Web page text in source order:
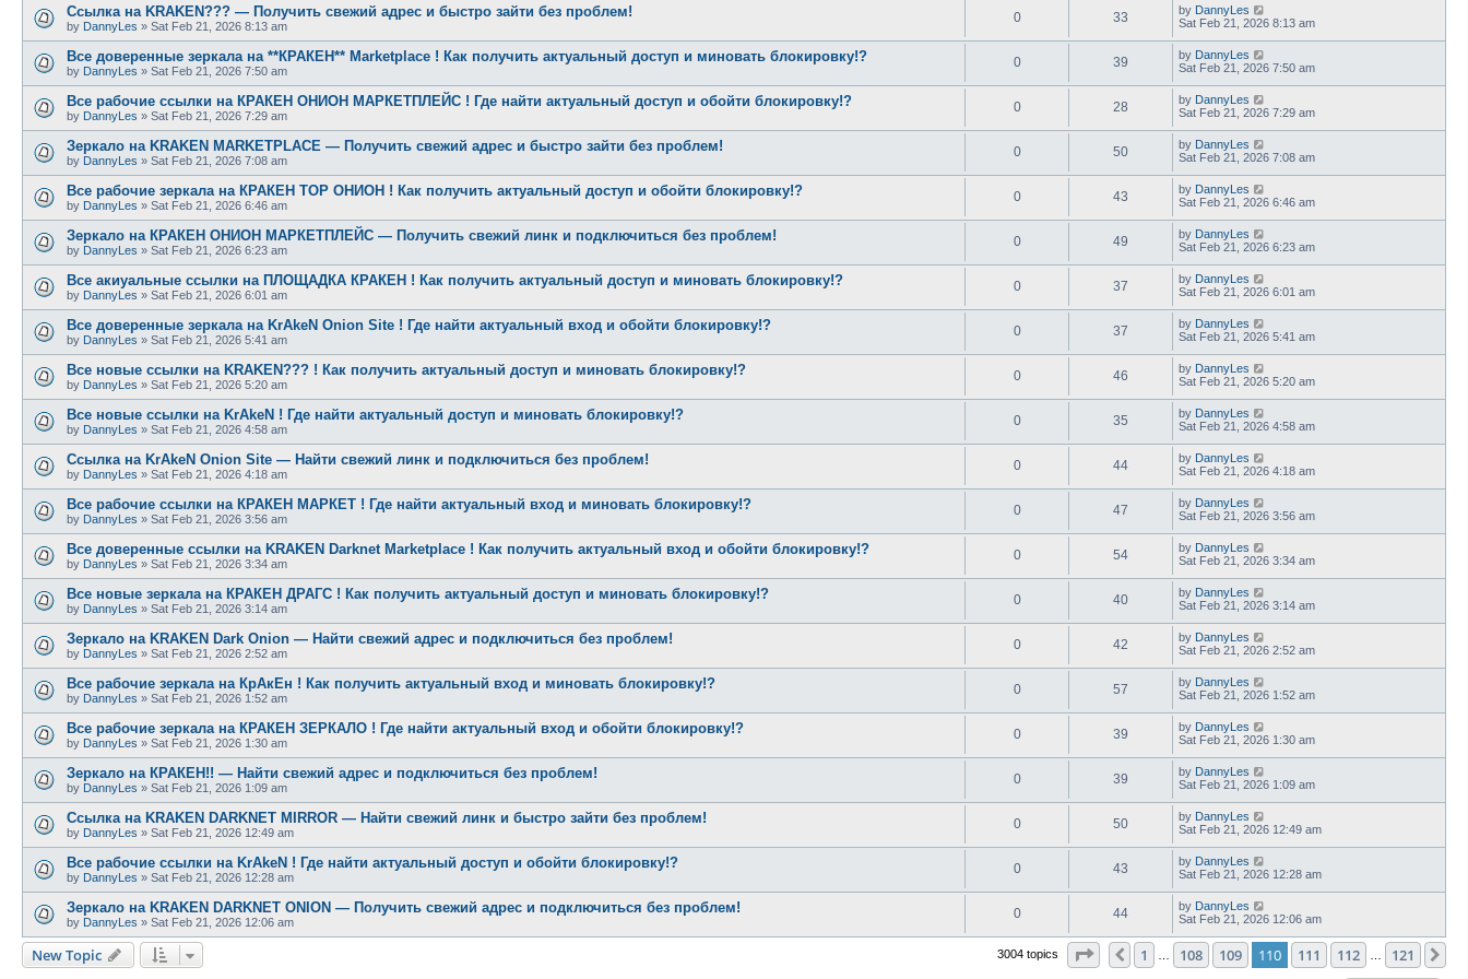
Ссылка на KRAKEN??? — Получить свежий адрес и быстро зайти без проблем!
by DannyLes » Sat Feb 21, 2026 8:13 am
0 33 by DannyLes
Sat Feb 21, 2026 8:13 am
Все доверенные зеркала на **КРАКЕН** Marketplace ! Как получить актуальный доступ и миновать блокировку!?
by DannyLes » Sat Feb 21, 2026 7:50 am
0 39 by DannyLes
Sat Feb 21, 2026 7:50 am
Все рабочие ссылки на КРАКЕН ОНИОН МАРКЕТПЛЕЙС ! Где найти актуальный доступ и обойти блокировку!?
by DannyLes » Sat Feb 21, 2026 7:29 am
0 28 by DannyLes
Sat Feb 21, 2026 7:29 am
Зеркало на KRAKEN MARKETPLACE — Получить свежий адрес и быстро зайти без проблем!
by DannyLes » Sat Feb 21, 2026 7:08 am
0 50 by DannyLes
Sat Feb 21, 2026 7:08 am
Все рабочие зеркала на КРАКЕН ТОР ОНИОН ! Как получить актуальный доступ и обойти блокировку!?
by DannyLes » Sat Feb 21, 2026 6:46 am
0 43 by DannyLes
Sat Feb 21, 2026 6:46 am
Зеркало на КРАКЕН ОНИОН МАРКЕТПЛЕЙС — Получить свежий линк и подключиться без проблем!
by DannyLes » Sat Feb 21, 2026 6:23 am
0 49 by DannyLes
Sat Feb 21, 2026 6:23 am
Все акиуальные ссылки на ПЛОЩАДКА КРАКЕН ! Как получить актуальный доступ и миновать блокировку!?
by DannyLes » Sat Feb 21, 2026 6:01 am
0 37 by DannyLes
Sat Feb 21, 2026 6:01 am
Все доверенные зеркала на KrAkeN Onion Site ! Где найти актуальный вход и обойти блокировку!?
by DannyLes » Sat Feb 21, 2026 5:41 am
0 37 by DannyLes
Sat Feb 21, 2026 5:41 am
Все новые ссылки на KRAKEN??? ! Как получить актуальный доступ и миновать блокировку!?
by DannyLes » Sat Feb 21, 2026 5:20 am
0 46 by DannyLes
Sat Feb 21, 2026 5:20 am
Все новые ссылки на KrAkeN ! Где найти актуальный доступ и миновать блокировку!?
by DannyLes » Sat Feb 21, 2026 4:58 am
0 35 by DannyLes
Sat Feb 21, 2026 4:58 am
Ссылка на KrAkeN Onion Site — Найти свежий линк и подключиться без проблем!
by DannyLes » Sat Feb 21, 2026 4:18 am
0 44 by DannyLes
Sat Feb 21, 2026 4:18 am
Все рабочие ссылки на КРАКЕН МАРКЕТ ! Где найти актуальный вход и миновать блокировку!?
by DannyLes » Sat Feb 21, 2026 3:56 am
0 47 by DannyLes
Sat Feb 21, 2026 3:56 am
Все доверенные ссылки на KRAKEN Darknet Marketplace ! Как получить актуальный вход и обойти блокировку!?
by DannyLes » Sat Feb 21, 2026 3:34 am
0 54 by DannyLes
Sat Feb 21, 2026 3:34 am
Все новые зеркала на КРАКЕН ДРАГС ! Как получить актуальный доступ и миновать блокировку!?
by DannyLes » Sat Feb 21, 2026 3:14 am
0 40 by DannyLes
Sat Feb 21, 2026 3:14 am
Зеркало на KRAKEN Dark Onion — Найти свежий адрес и подключиться без проблем!
by DannyLes » Sat Feb 21, 2026 2:52 am
0 42 by DannyLes
Sat Feb 21, 2026 2:52 am
Все рабочие зеркала на КрАкЕн ! Как получить актуальный вход и миновать блокировку!?
by DannyLes » Sat Feb 21, 2026 1:52 am
0 57 by DannyLes
Sat Feb 21, 2026 1:52 am
Все рабочие зеркала на КРАКЕН ЗЕРКАЛО ! Где найти актуальный вход и обойти блокировку!?
by DannyLes » Sat Feb 21, 2026 1:30 am
0 39 by DannyLes
Sat Feb 21, 2026 1:30 am
Зеркало на КРАКЕН!! — Найти свежий адрес и подключиться без проблем!
by DannyLes » Sat Feb 21, 2026 1:09 am
0 39 by DannyLes
Sat Feb 21, 2026 1:09 am
Ссылка на KRAKEN DARKNET MIRROR — Найти свежий линк и быстро зайти без проблем!
by DannyLes » Sat Feb 21, 2026 12:49 am
0 50 by DannyLes
Sat Feb 21, 2026 12:49 am
Все рабочие ссылки на KrAkeN ! Где найти актуальный доступ и обойти блокировку!?
by DannyLes » Sat Feb 21, 2026 12:28 am
0 43 by DannyLes
Sat Feb 21, 2026 12:28 am
Зеркало на KRAKEN DARKNET ONION — Получить свежий адрес и подключиться без проблем!
by DannyLes » Sat Feb 21, 2026 12:06 am
0 44 by DannyLes
Sat Feb 21, 2026 12:06 am
New Topic 3004 topics Page 110 of 121
Previous
1 108 109 110 111 112 121